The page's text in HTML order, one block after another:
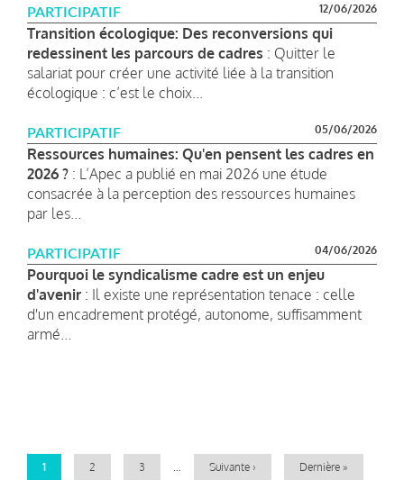
PARTICIPATIF 12/06/2026
Transition écologique: Des reconversions qui
redessinent les parcours de cadres : Quitter le
salariat pour créer une activité liée à la transition
écologique : c’est le choix...
PARTICIPATIF 05/06/2026
Ressources humaines: Qu'en pensent les cadres en
2026 ? : L’Apec a publié en mai 2026 une étude
consacrée à la perception des ressources humaines
par les...
PARTICIPATIF 04/06/2026
Pourquoi le syndicalisme cadre est un enjeu
d'avenir : Il existe une représentation tenace : celle
d'un encadrement protégé, autonome, suffisamment
armé...
Page
1 Page
2 Page
3
Page
Suivante ›
Dernière
Dernière »